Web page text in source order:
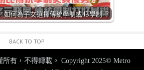
如何為子女選擇傳統學制或 IB學制 ？
BACK TO TOP